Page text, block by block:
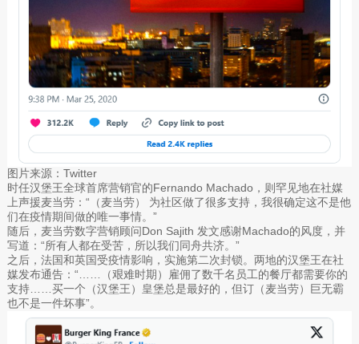
图片来源：Twitter
时任汉堡王全球首席营销官的Fernando Machado，则罕见地在社媒
上声援麦当劳：“（麦当劳） 为社区做了很多支持，我很确定这不是他
们在疫情期间做的唯一事情。”
随后，麦当劳数字营销顾问Don Sajith 发文感谢Machado的风度，并
写道：“所有人都在受苦，所以我们同舟共济。”
之后，法国和英国受疫情影响，实施第二次封锁。两地的汉堡王在社
媒发布通告：“……（艰难时期）雇佣了数千名员工的餐厅都需要你的
支持……买一个（汉堡王）皇堡总是最好的，但订（麦当劳）巨无霸
也不是一件坏事”。